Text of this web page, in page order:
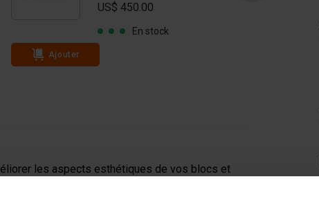
US$ 450.00
En stock
Ajouter
les aspects esthétiques de vos blocs et
et, par conséquent, une valeur ajoutée plus